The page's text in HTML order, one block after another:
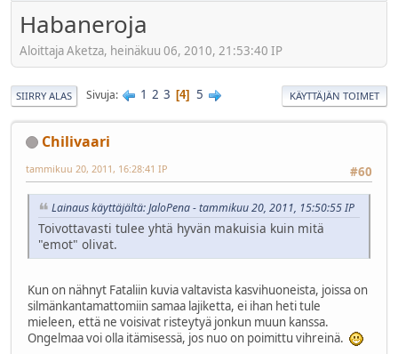
Habaneroja
Aloittaja Aketza, heinäkuu 06, 2010, 21:53:40 IP
SIIRRY ALAS Sivuja 1 2 3 4 5 KÄYTTÄJÄN TOIMET
Chilivaari
#60
tammikuu 20, 2011, 16:28:41 IP
Lainaus käyttäjältä: JaloPena - tammikuu 20, 2011, 15:50:55 IP
Toivottavasti tulee yhtä hyvän makuisia kuin mitä
"emot" olivat.
Kun on nähnyt Fataliin kuvia valtavista kasvihuoneista, joissa on
silmänkantamattomiin samaa lajiketta, ei ihan heti tule
mieleen, että ne voisivat risteytyä jonkun muun kanssa.
Ongelmaa voi olla itämisessä, jos nuo on poimittu vihreinä.